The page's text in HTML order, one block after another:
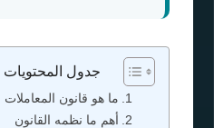
جدول المحتويات
ما هو قانون المعاملات
أهم ما نظمه القانون